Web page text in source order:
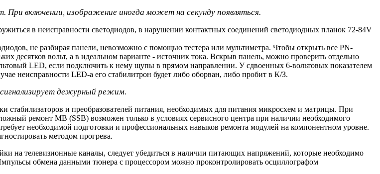
включении, изображение иногда может на секунду появляться.
в неисправности светодиодов, в нарушении контактных соединений светодиодных планок 72-84V
не разбирая панели, невозможно с помощью тестера или мультиметра. Чтобы открыть все PN-
десятков вольт, а в идеальном варианте - источник тока. Вскрыв панель, можно проверить отдельно
LED, если подключить к нему щупы в прямом направлении. У сдвоенных 6-вольтовых показателем
неисправности LED-а его стабилитрон будет либо оборван, либо пробит в К/З.
сигнализирует дежурный режим.
стабилизаторов и преобразователей питания, необходимых для питания микросхем и матрицы. При
ремонт MB (SSB) возможен только в условиях сервисного центра при наличии необходимого
необходимой подготовки и профессиональных навыков ремонта модулей на компонентном уровне.
методом прогрева.
на телевизионные каналы, следует убедиться в наличии питающих напряжений, которые необходимо
обмена данными тюнера с процессором можно проконтролировать осциллографом